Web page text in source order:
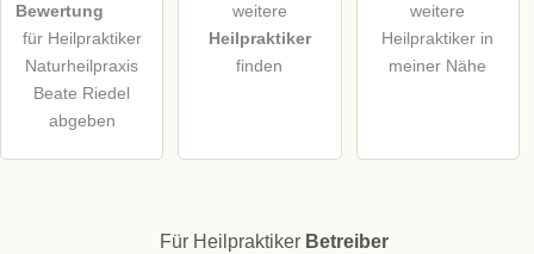
Hinweis:Bitte beachten Sie, öffentliche Fragen sindfür alle
Besucher sichtbar
Klicken Sie hier um eine
Bewertung
für Heilpraktiker
Naturheilpraxis
Beate Riedel
abgeben
weitere
Heilpraktiker
finden
weitere
Heilpraktiker in
meiner Nähe
Für Heilpraktiker Betreiber